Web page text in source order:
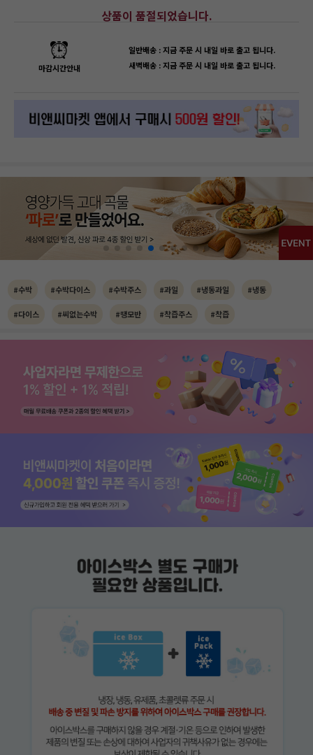
상품이 품절되었습니다.
마감시간안내
일반배송 : 지금 주문 시 내일 바로 출고 됩니다.
새벽배송 : 지금 주문 시 내일 바로 출고 됩니다.
#수박 #수박다이스 #수박주스 #과일 #냉동과일 #냉동
#다이스 #씨없는수박 #땡모반 #착즙주스 #착즙